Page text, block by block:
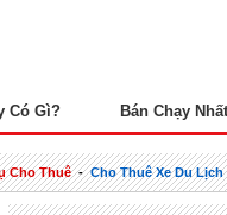
Có Gì? Bán Chạy Nhất
Cho Thuê-Cho Thuê Xe Du Lịch